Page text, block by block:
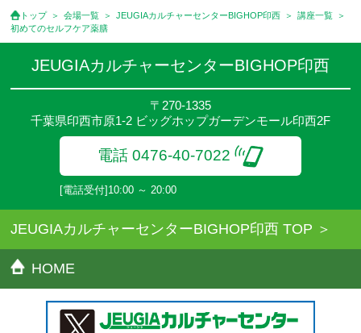
●講座は、月4回(週1回),月3回,2回,1回,臨時講座いろいろあります
のでご確認ください。
●参加人数が一定に満たない場合、体験や講座開講を中止または延
期することがあります。
●その他、詳しい内容については、ご入会時にご説明をさせていた
だきます。
トップ 会場一覧 JEUGIAカルチャーセンターBIGHOP印西
講座一覧
初めてのセルフケア薬膳
JEUGIAカルチャーセンターBIGHOP印西
〒270-1335
千葉県印西市原1-2 ビッグホップガーデンモール印西2F
電話 0476-40-7022
[電話受付]10:00 ～ 20:00
JEUGIAカルチャーセンターBIGHOP印西 TOP
HOME